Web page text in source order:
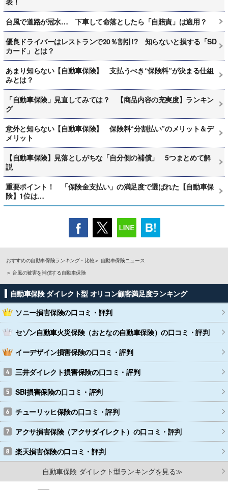
台風で道路が冠水… 下車して命落としたら「自賠責」は適用？
優良ドライバーはレストランで20％割引!? 知らないと損する「SD
カード」とは？
あまり知らない【自動車保険】 支払うべき“保険料”が決まる仕組
みとは？
「自動車保険」見直してみては？ 【商品内容の充実度】ランキン
グ
意外と知らない【自動車保険】 保険料“分割払い”のメリット＆デ
メリット
【自動車保険】見落としがちな「自分側の補償」 5つまとめて解
説
重要ポイント！ 「保険金支払い」の満足度で選ばれた【自動車保
険】1位は…
おすすめの自動車保険ランキング・比較
自動車保険ニュース
台風の被害を補償する自動車保険
自動車保険 ダイレクト型 オリコン顧客満足度ランキング
ソニー損害保険の口コミ・評判
セゾン自動車火災保険（おとなの自動車保険）の口コミ・評判
イーデザイン損害保険の口コミ・評判
三井ダイレクト損害保険の口コミ・評判
SBI損害保険の口コミ・評判
チューリッヒ保険の口コミ・評判
アクサ損害保険（アクサダイレクト） の口コミ・評判
楽天損害保険の口コミ・評判
自動車保険 ダイレクト型ランキングを見る≫